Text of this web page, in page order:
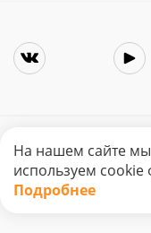
Copyright © 2025.
Не является
На нашем сайте мы
используем cookie
Подробнее